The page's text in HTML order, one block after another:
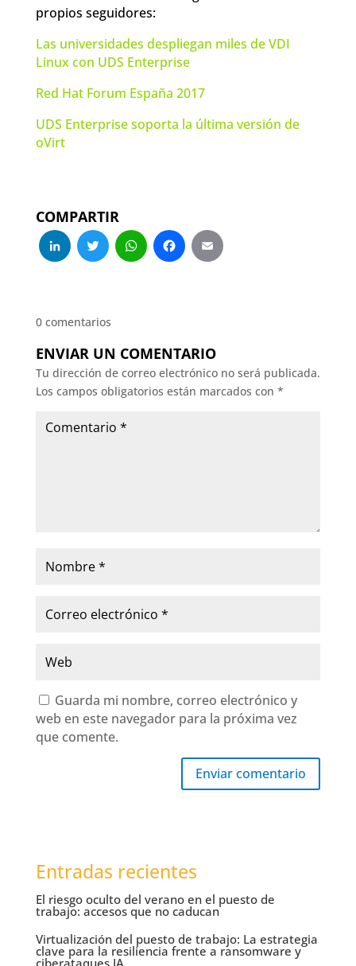
propios seguidores:
Las universidades despliegan miles de VDI
Linux con UDS Enterprise
Red Hat Forum España 2017
UDS Enterprise soporta la última versión de
oVirt
COMPARTIR
LinkedIn
Twitter
WhatsApp
Facebook
0 comentarios
ENVIAR UN COMENTARIO
Tu dirección de correo electrónico no será publicada.
Los campos obligatorios están marcados con *
Guarda mi nombre, correo electrónico y
web en este navegador para la próxima vez
que comente.
Enviar comentario
Entradas recientes
El riesgo oculto del verano en el puesto de
trabajo: accesos que no caducan
Virtualización del puesto de trabajo: La estrategia
clave para la resiliencia frente a ransomware y
ciberataques IA